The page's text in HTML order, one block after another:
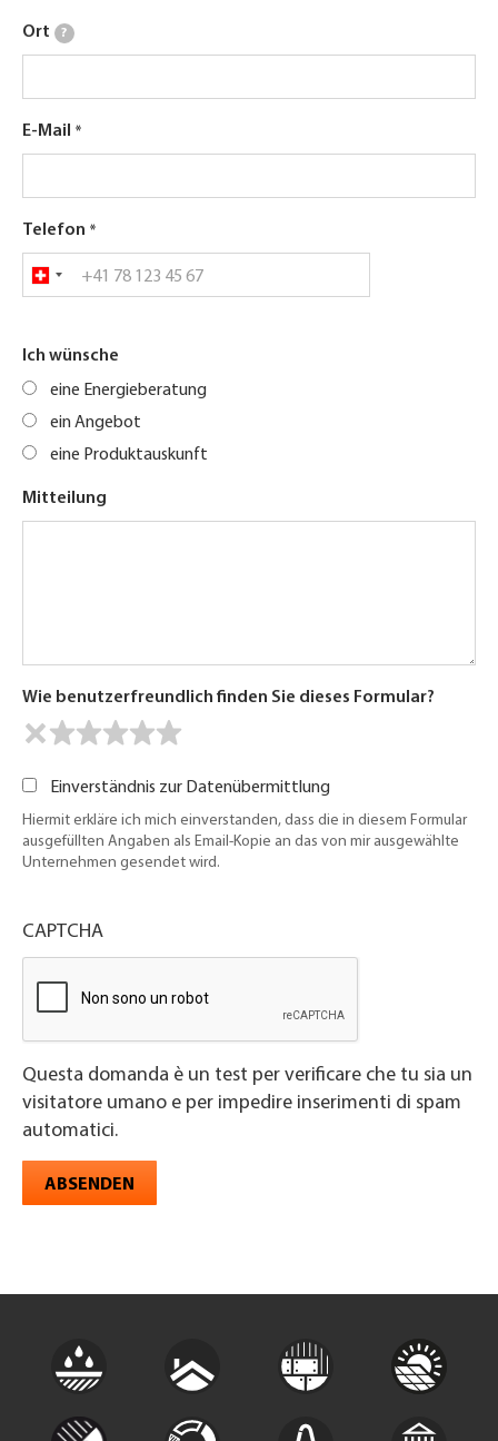
Ort ?
E-Mail
Telefon
Ich wünsche
eine Energieberatung
ein Angebot
eine Produktauskunft
Mitteilung
Wie benutzerfreundlich finden Sie dieses Formular?
Einverständnis zur Datenübermittlung
Hiermit erkläre ich mich einverstanden, dass die in diesem Formular
ausgefüllten Angaben als Email-Kopie an das von mir ausgewählte
Unternehmen gesendet wird.
CAPTCHA
Questa domanda è un test per verificare che tu sia un
visitatore umano e per impedire inserimenti di spam
automatici.
ABSENDEN